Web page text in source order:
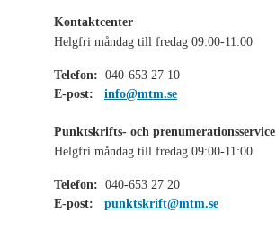
Kontaktcenter
Helgfri måndag till fredag 09:00-11:00
Telefon: 040-653 27 10
E-post:
info@mtm.se
Punktskrifts- och prenumerationsservice
Helgfri måndag till fredag 09:00-11:00
Telefon: 040-653 27 20
E-post:
punktskrift@mtm.se